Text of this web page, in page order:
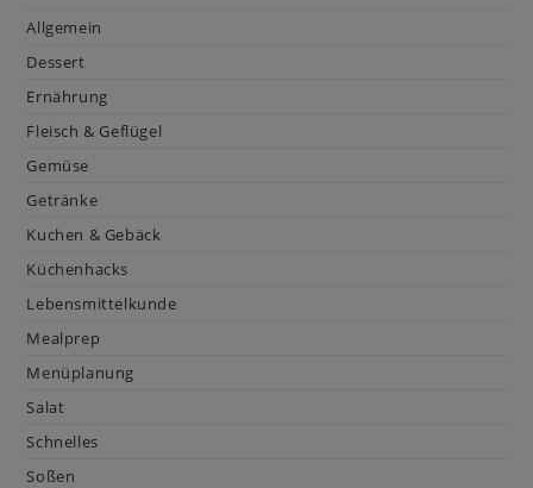
Allgemein
Dessert
Ernährung
Fleisch & Geflügel
Gemüse
Getränke
Kuchen & Gebäck
Küchenhacks
Lebensmittelkunde
Mealprep
Menüplanung
Salat
Schnelles
Soßen